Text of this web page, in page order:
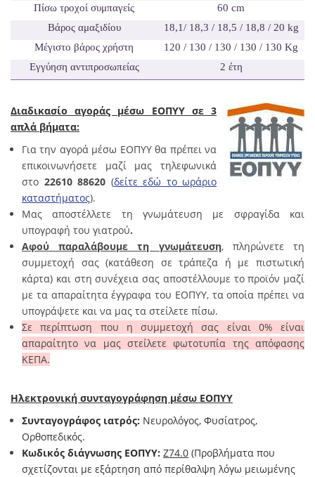
Πίσω τροχοί συμπαγείς
60 cm
Βάρος αμαξιδίου
18,1/ 18,3 / 18,5 / 18,8 / 20 kg
Μέγιστο βάρος χρήστη
120 / 130 / 130 / 130 / 130 Kg
Εγγύηση αντιπροσωπείας
2 έτη
Διαδικασίο αγοράς μέσω ΕΟΠΥΥ σε 3
απλά βήματα:
Για την αγορά μέσω ΕΟΠΥΥ θα πρέπει να
επικοινωνήσετε μαζί μας τηλεφωνικά
στο 22610 88620 (δείτε εδώ το ωράριο
καταστήματος).
Μας αποστέλλετε τη γνωμάτευση με σφραγίδα και
υπογραφή του γιατρού.
Αφού παραλάβουμε τη γνωμάτευση, πληρώνετε τη
συμμετοχή σας (κατάθεση σε τράπεζα ή με πιστωτική
κάρτα) και στη συνέχεια σας αποστέλλουμε το προϊόν μαζί
με τα απαραίτητα έγγραφα του ΕΟΠΥΥ, τα οποία πρέπει να
υπογράψετε και να μας τα στείλετε πίσω.
Σε περίπτωση που η συμμετοχή σας είναι 0% είναι
απαραίτητο να μας στείλετε φωτοτυπία της απόφασης
ΚΕΠΑ.
Ηλεκτρονική συνταγογράφηση μέσω ΕΟΠΥΥ
Συνταγογράφος ιατρός: Νευρολόγος, Φυσίατρος,
Ορθοπεδικός.
Κωδικός διάγνωσης ΕΟΠΥΥ: Z74.0 (Προβλήματα που
σχετίζονται με εξάρτηση από περίθαλψη λόγω μειωμένης